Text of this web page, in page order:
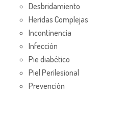
Desbridamiento
Heridas Complejas
Incontinencia
Infección
Pie diabético
Piel Perilesional
Prevención